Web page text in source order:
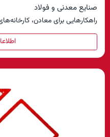
صنایع معدنی و فولاد
راهکارهایی برای معادن،